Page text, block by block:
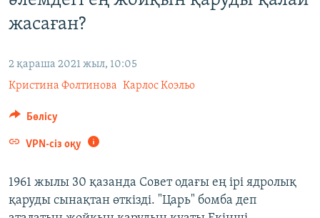
Басқа тілдерде
жасаған?
2 қараша 2021 жыл, 10:05
Кристина Фолтинова Карлос Коэльо
Бөлісу
VPN-сіз оқу
1961 жылы 30 қазанда Совет одағы ең ірі ядролық
қаруды сынақтан өткізді. "Царь" бомба деп